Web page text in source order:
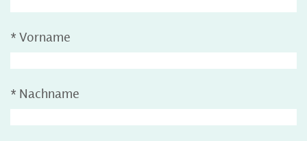
* Vorname
* Nachname